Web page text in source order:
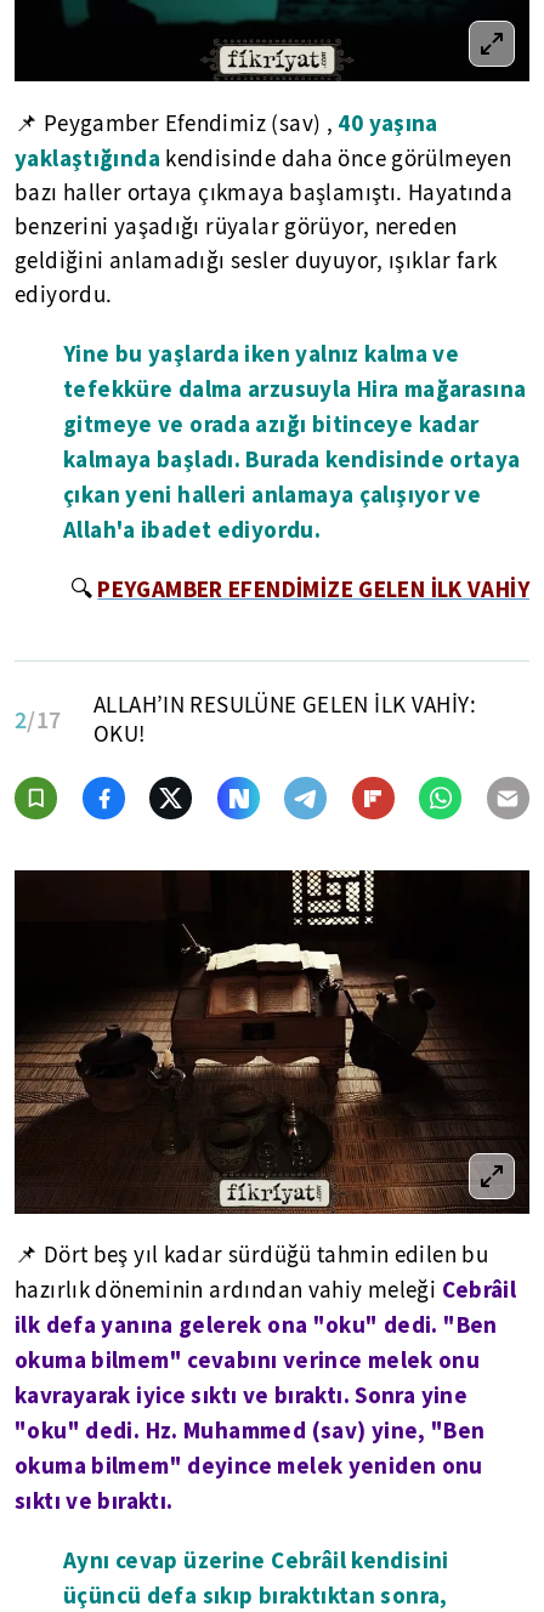
📌 Peygamber Efendimiz (sav) , 40 yaşına
yaklaştığında kendisinde daha önce görülmeyen
bazı haller ortaya çıkmaya başlamıştı. Hayatında
benzerini yaşadığı rüyalar görüyor, nereden
geldiğini anlamadığı sesler duyuyor, ışıklar fark
ediyordu.
Yine bu yaşlarda iken yalnız kalma ve
tefekküre dalma arzusuyla Hira mağarasına
gitmeye ve orada azığı bitinceye kadar
kalmaya başladı. Burada kendisinde ortaya
çıkan yeni halleri anlamaya çalışıyor ve
Allah'a ibadet ediyordu.
🔍 PEYGAMBER EFENDİMİZE GELEN İLK VAHİY
2/17
ALLAH’IN RESULÜNE GELEN İLK VAHİY:
OKU!
📌 Dört beş yıl kadar sürdüğü tahmin edilen bu
hazırlık döneminin ardından vahiy meleği Cebrâil
ilk defa yanına gelerek ona "oku" dedi. "Ben
okuma bilmem" cevabını verince melek onu
kavrayarak iyice sıktı ve bıraktı. Sonra yine
"oku" dedi. Hz. Muhammed (sav) yine, "Ben
okuma bilmem" deyince melek yeniden onu
sıktı ve bıraktı.
Aynı cevap üzerine Cebrâil kendisini
üçüncü defa sıkıp bıraktıktan sonra,